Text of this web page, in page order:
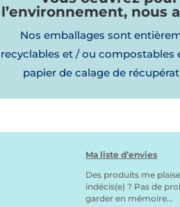
l’environnement, nous
Nos emballages sont
recyclables et / ou compostables
papier de calage de
Ma liste d’envies
Des produits me
indécis(e) ? Pas de
garder en mémoire…